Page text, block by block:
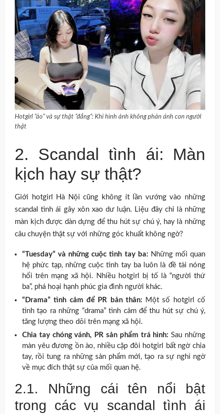
Hotgirl “ảo” và sự thật “đắng”: Khi hình ảnh không phản ánh con người
thật
2. Scandal tình ái: Màn
kịch hay sự thật?
Giới hotgirl Hà Nội cũng không ít lần vướng vào những
scandal tình ái gây xôn xao dư luận. Liệu đây chỉ là những
màn kịch được dàn dựng để thu hút sự chú ý, hay là những
câu chuyện thật sự với những góc khuất không ngờ?
“Tuesday” và những cuộc tình tay ba: Những mối quan
hệ phức tạp, những cuộc tình tay ba luôn là đề tài nóng
hổi trên mạng xã hội. Nhiều hotgirl bị tố là “người thứ
ba”, phá hoại hạnh phúc gia đình người khác.
“Drama” tình cảm để PR bản thân: Một số hotgirl cố
tình tạo ra những “drama” tình cảm để thu hút sự chú ý,
tăng lượng theo dõi trên mạng xã hội.
Chia tay chóng vánh, PR sản phẩm trá hình: Sau những
màn yêu đương ồn ào, nhiều cặp đôi hotgirl bất ngờ chia
tay, rồi tung ra những sản phẩm mới, tạo ra sự nghi ngờ
về mục đích thật sự của mối quan hệ.
2.1. Những cái tên nổi bật
trong các vụ scandal tình ái